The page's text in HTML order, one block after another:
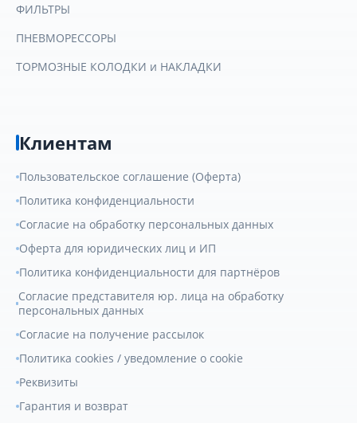
ФИЛЬТРЫ
ПНЕВМОРЕССОРЫ
ТОРМОЗНЫЕ КОЛОДКИ и НАКЛАДКИ
Клиентам
Пользовательское соглашение (Оферта)
Политика конфиденциальности
Согласие на обработку персональных данных
Оферта для юридических лиц и ИП
Политика конфиденциальности для партнёров
Согласие представителя юр. лица на обработку
персональных данных
Согласие на получение рассылок
Политика cookies / уведомление о cookie
Реквизиты
Гарантия и возврат